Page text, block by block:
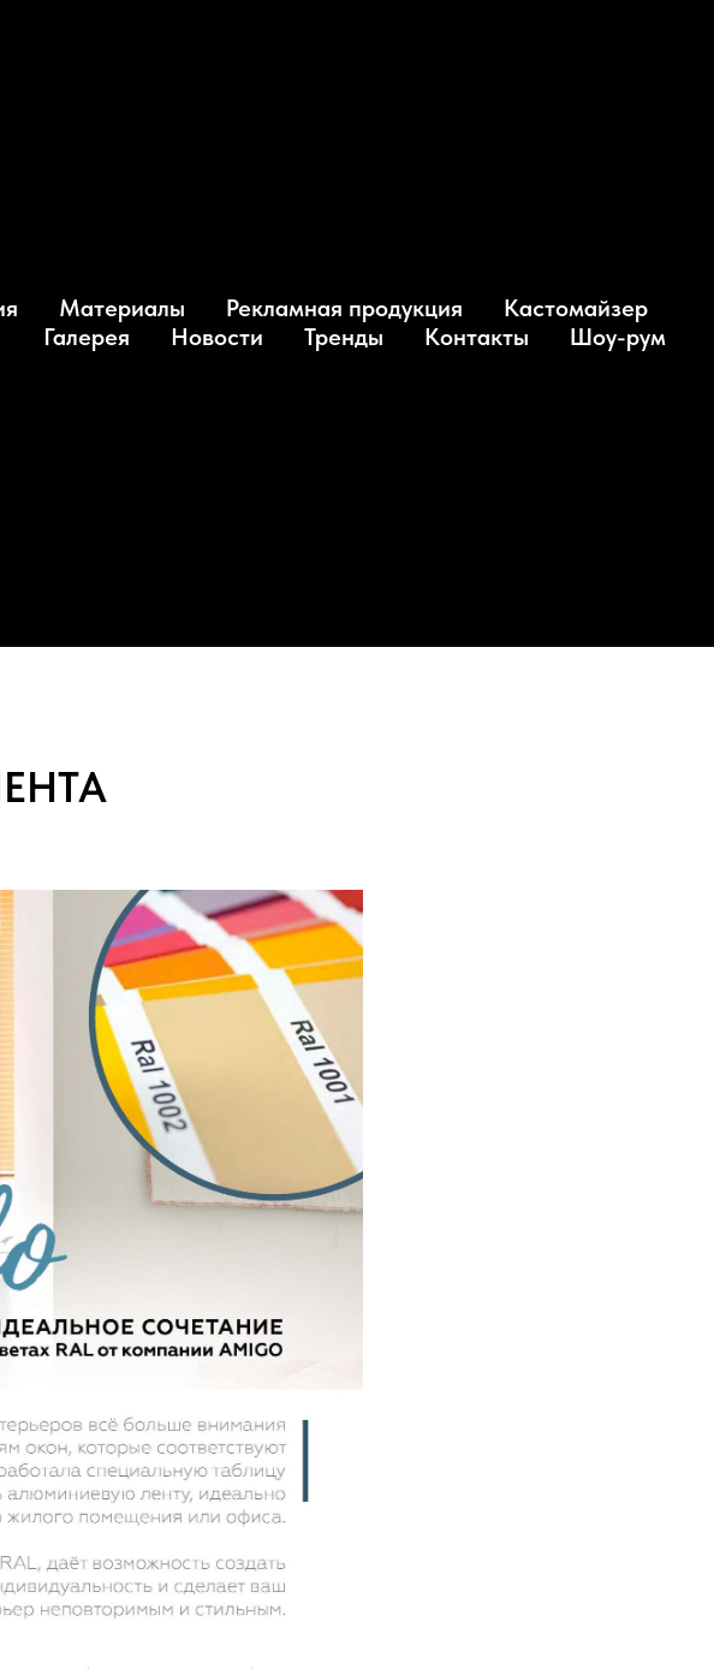
Материалы Рекламная продукция
Кастомайзер
Галерея
Новости Тренды Контакты Шоу-рум